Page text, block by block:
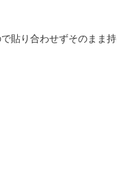
貼り合わせずそのまま